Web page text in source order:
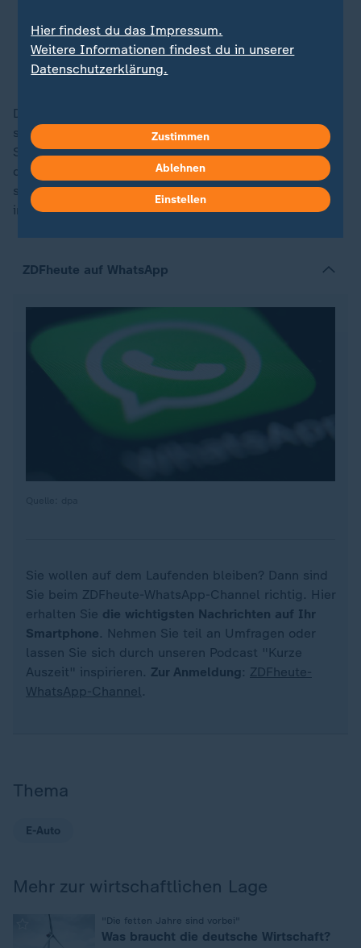
Stagnation ab.
Volkswirt Marc Schattenberg, Deutsche Bank Research
Die Unsicherheiten sind vielfältig: unklare Geldpolitik,
schwache Zahlen aus den USA und zunehmende
Sorgen über eine Eskalation imNahen Ostenbelasten
die Stimmung. Diese globale Unsicherheit spiegelt
sich auch in den jüngsten Kurseinbrüchen an den
internationalen Aktienmärkten wider.
ZDFheute auf WhatsApp
Sie wollen auf dem Laufenden bleiben? Dann sind
Sie beim ZDFheute-WhatsApp-Channel richtig. Hier
erhalten Sie die wichtigsten Nachrichten auf Ihr
Smartphone. Nehmen Sie teil an Umfragen oder
lassen Sie sich durch unseren Podcast "Kurze
Auszeit" inspirieren. Zur Anmeldung : ZDFheute-
WhatsApp-Channel.
Thema
E-Auto
Mehr zur wirtschaftlichen Lage
"Die fetten Jahre sind vorbei"
Was braucht die deutsche Wirtschaft?
Hier findest du das Impressum.
Weitere Informationen findest du in unserer
Datenschutzerklärung.
Zustimmen
Ablehnen
Einstellen